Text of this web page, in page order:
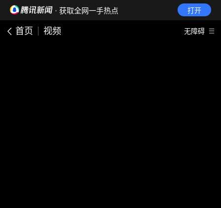
· 获取全网一手热点 打开
首页 视频 无障碍